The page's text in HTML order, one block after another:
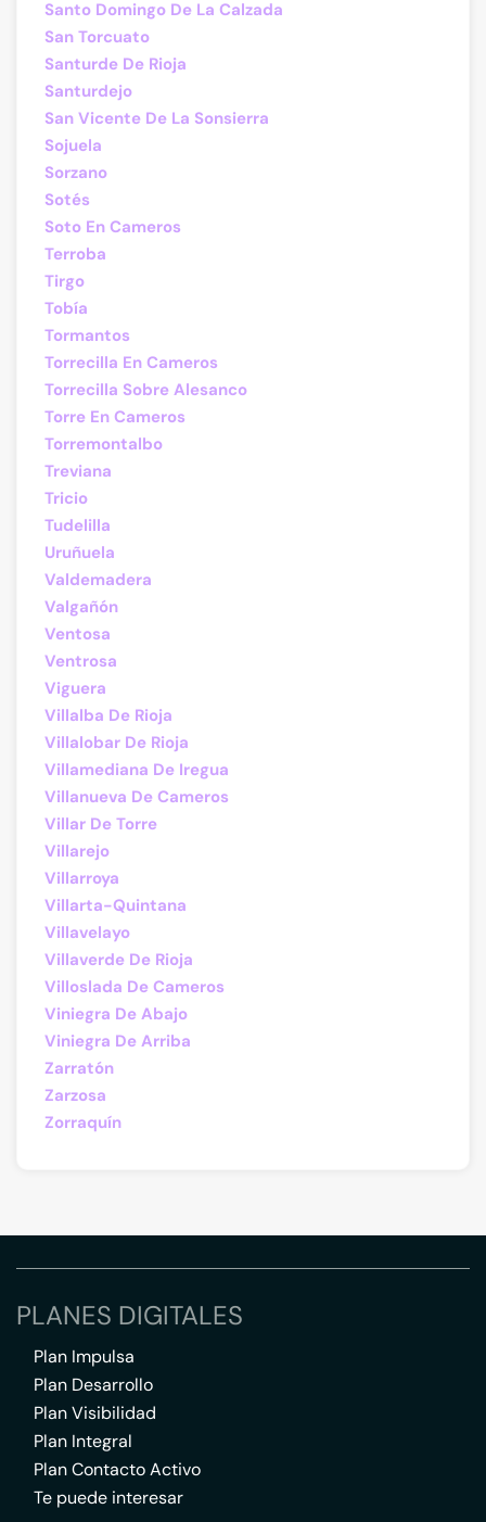
Santo Domingo De La Calzada
San Torcuato
Santurde De Rioja
Santurdejo
San Vicente De La Sonsierra
Sojuela
Sorzano
Sotés
Soto En Cameros
Terroba
Tirgo
Tobía
Tormantos
Torrecilla En Cameros
Torrecilla Sobre Alesanco
Torre En Cameros
Torremontalbo
Treviana
Tricio
Tudelilla
Uruñuela
Valdemadera
Valgañón
Ventosa
Ventrosa
Viguera
Villalba De Rioja
Villalobar De Rioja
Villamediana De Iregua
Villanueva De Cameros
Villar De Torre
Villarejo
Villarroya
Villarta-Quintana
Villavelayo
Villaverde De Rioja
Villoslada De Cameros
Viniegra De Abajo
Viniegra De Arriba
Zarratón
Zarzosa
Zorraquín
PLANES DIGITALES
Plan Impulsa
Plan Desarrollo
Plan Visibilidad
Plan Integral
Plan Contacto Activo
Te puede interesar